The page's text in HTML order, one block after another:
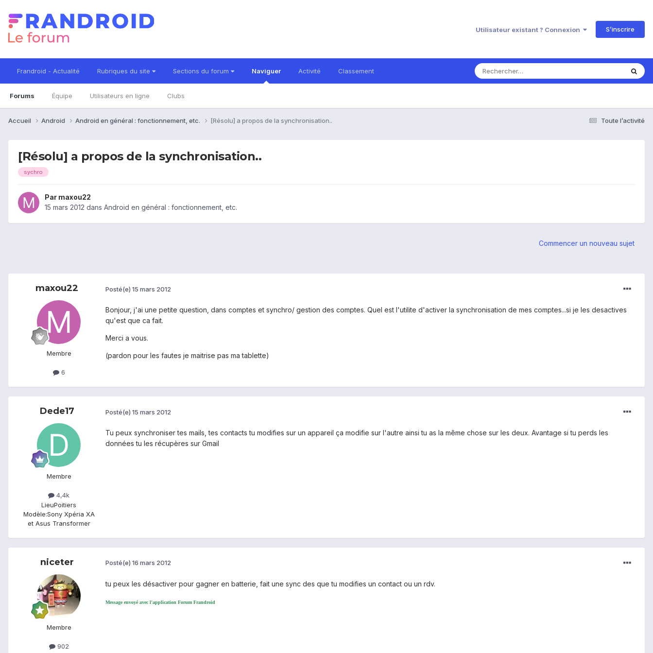
Utilisateur existant ? Connexion S’inscrire
Frandroid - Actualité Rubriques du site Sections du forum Naviguer
Forums Équipe Utilisateurs en ligne Clubs
Activité Classement
Toute l’activité
Accueil Android Android en général : fonctionnement, etc. [Résolu] a propos de la synchronisation..
[Résolu] a propos de la synchronisation..
sychro
Par maxou22
15 mars 2012 dans Android en général : fonctionnement, etc.
Commencer un nouveau sujet
maxou22
Membre
6
Posté(e) 15 mars 2012
Bonjour, j'ai une petite question, dans comptes et synchro/ gestion des comptes. Quel est l'utilite d'activer la synchronisation de mes comptes...si je les desactives
qu'est que ca fait.
Merci a vous.
(pardon pour les fautes je maitrise pas ma tablette)
Dede17
Membre
4,4k
LieuPoitiers
Modèle:Sony Xpéria XA
et Asus Transformer
Posté(e) 15 mars 2012
Tu peux synchroniser tes mails, tes contacts tu modifies sur un appareil ça modifie sur l'autre ainsi tu as la même chose sur les deux. Avantage si tu perds les
données tu les récupères sur Gmail
niceter
Membre
902
Posté(e) 16 mars 2012
tu peux les désactiver pour gagner en batterie, fait une sync des que tu modifies un contact ou un rdv.
Message envoyé avec l'application Forum Frandroid